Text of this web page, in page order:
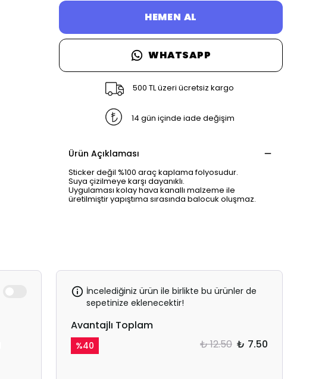
HEMEN AL
WHATSAPP
500 TL üzeri ücretsiz kargo
14 gün içinde iade değişim
Ürün Açıklaması
Sticker değil %100 araç kaplama folyosudur.
Suya çizilmeye karşı dayanıklı.
Uygulaması kolay hava kanallı malzeme ile
üretilmiştir yapıştıma sırasında balocuk oluşmaz.
İncelediğiniz ürün ile birlikte bu ürünler de
sepetinize eklenecektir!
Avantajlı Toplam
%40 ₺ 12.50 ₺ 7.50